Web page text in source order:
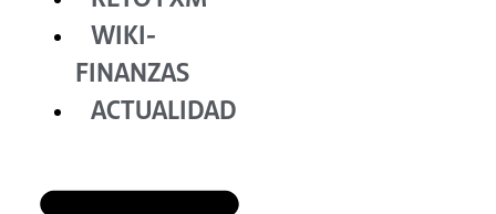
WIKI-
FINANZAS
ACTUALIDAD